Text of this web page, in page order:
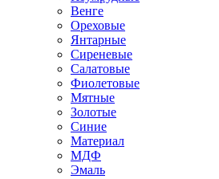
Венге
Ореховые
Янтарные
Сиреневые
Салатовые
Фиолетовые
Мятные
Золотые
Синие
Материал
МДФ
Эмаль